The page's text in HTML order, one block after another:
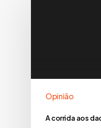
Opinião
A corrida aos